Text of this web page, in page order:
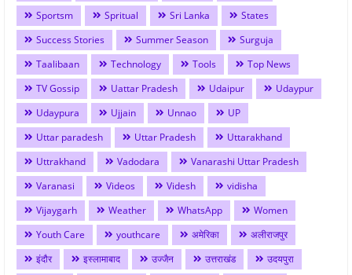
Sportsm
Spritual Sri Lanka
States
Success Stories
Summer Season
Surguja
Taalibaan
Technology Tools
Top News
TV Gossip
Uattar Pradesh Udaipur
Udaypur
Udaypura
Ujjain Unnao
UP
Uttar paradesh
Uttar Pradesh
Uttarakhand
Uttrakhand
Vadodara
Vanarashi Uttar Pradesh
Varanasi
Videos Videsh
vidisha
Vijaygarh
Weather WhatsApp
Women
Youth Care
youthcare अमेरिका
अलीराजपुर
इंदौर
इस्लामाबाद उज्जैन उत्तराखंड
उदयपुरा